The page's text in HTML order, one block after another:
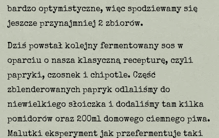
bardzo optymistyczne, więc spodziewamy się
jeszcze przynajmniej 2 zbiorów.
Dziś powstał kolejny fermentowany sos w
oparciu o nasza klasyczną recepturę, czyli
papryki, czosnek i chipotle. Część
zblenderowanych papryk odlaliśmy do
niewielkiego słoiczka i dodaliśmy tam kilka
pomidorów oraz 200ml domowego ciemnego piwa.
Malutki eksperyment jak przefermentuje taki